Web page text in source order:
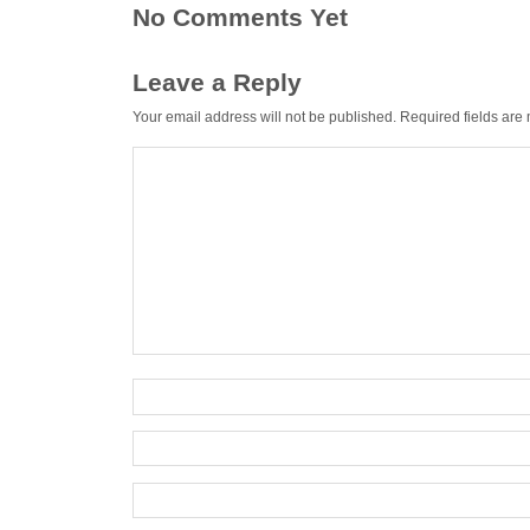
No Comments Yet
Leave a Reply
Your email address will not be published. Required fields are